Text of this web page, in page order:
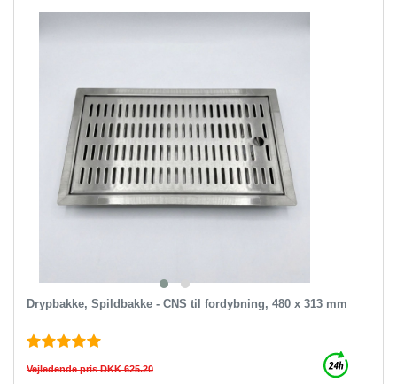
Drypbakke, Spildbakke - CNS til fordybning, 480 x 313 mm
Vejledende pris DKK 625.20